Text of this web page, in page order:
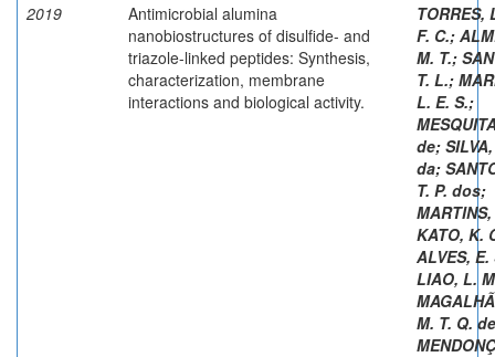
2019
Antimicrobial alumina
nanobiostructures of disulfide- and
triazole-linked peptides: Synthesis,
characterization, membrane
interactions and biological activity.
TORRES,
F. C.;
M. T.;
T. L.;
L. E. S.;
de;
da;
T. P. dos;
KATO, K.
ALVES, E.
LIAO, L.
M. T. Q. de